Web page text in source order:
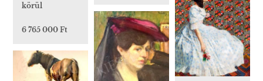
körül
6 765 000 Ft